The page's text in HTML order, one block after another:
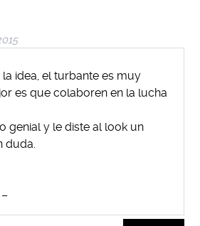
idea, el turbante es muy
es que colaboren en la lucha
genial y le diste al look un
duda.